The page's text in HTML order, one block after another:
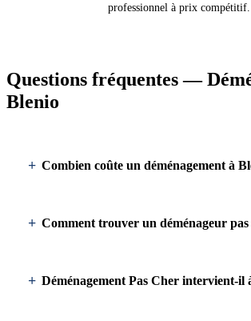
professionnel à prix compétitif.
Questions fréquentes —
Blenio
Combien coûte un déménagement à
Comment trouver un déménageur
Déménagement Pas Cher intervient-il